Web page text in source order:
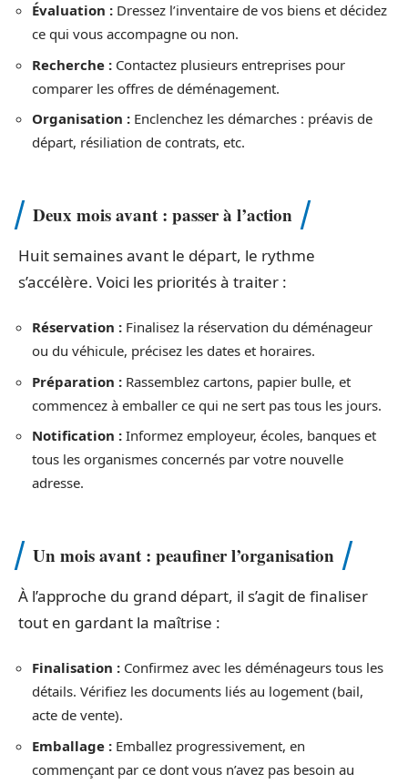
Évaluation : Dressez l’inventaire de vos biens et décidez
ce qui vous accompagne ou non.
Recherche : Contactez plusieurs entreprises pour
comparer les offres de déménagement.
Organisation : Enclenchez les démarches : préavis de
départ, résiliation de contrats, etc.
Deux mois avant : passer à l’action
Huit semaines avant le départ, le rythme
s’accélère. Voici les priorités à traiter :
Réservation : Finalisez la réservation du déménageur
ou du véhicule, précisez les dates et horaires.
Préparation : Rassemblez cartons, papier bulle, et
commencez à emballer ce qui ne sert pas tous les jours.
Notification : Informez employeur, écoles, banques et
tous les organismes concernés par votre nouvelle
adresse.
Un mois avant : peaufiner l’organisation
À l’approche du grand départ, il s’agit de finaliser
tout en gardant la maîtrise :
Finalisation : Confirmez avec les déménageurs tous les
détails. Vérifiez les documents liés au logement (bail,
acte de vente).
Emballage : Emballez progressivement, en
commençant par ce dont vous n’avez pas besoin au